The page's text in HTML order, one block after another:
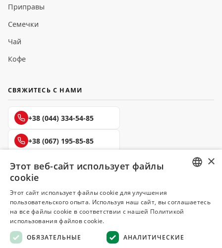
Приправы
Семечки
Чай
Кофе
СВЯЖИТЕСЬ С НАМИ
+38 (044) 334-54-85
+38 (067) 195-85-85
+38 (050) 145-85-45
Делюкс
СПЕЦИИ И ПРЯНОСТИ
UKRAINIAN
×
Этот веб-сайт использует файлы
cookie
Этот сайт использует файлы cookie для улучшения
пользовательского опыта. Используя наш сайт, вы соглашаетесь
на все файлы cookie в соответствии с нашей Политикой
использования файлов cookie.
ОБЯЗАТЕЛЬНЫЕ
АНАЛИТИЧЕСКИЕ